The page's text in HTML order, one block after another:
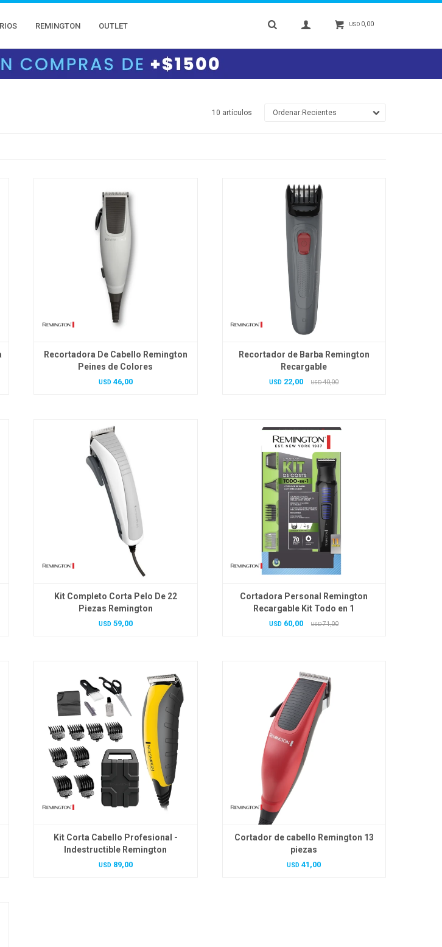
REMINGTON OUTLET USD 0,00
10 artículos Recientes
Recortadora De Cabello Remington
Peines de Colores
USD 46,00
Recortador de Barba Remington
Recargable
USD 22,00 USD 40,00
Kit Completo Corta Pelo De 22
Piezas Remington
USD 59,00
Cortadora Personal Remington
Recargable Kit Todo en 1
USD 60,00 USD 71,00
Kit Corta Cabello Profesional -
Indestructible Remington
USD 89,00
Cortador de cabello Remington 13
piezas
USD 41,00